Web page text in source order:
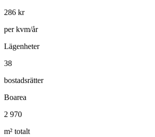
286 kr
per kvm/år
Lägenheter
38
bostadsrätter
Boarea
2 970
m² totalt